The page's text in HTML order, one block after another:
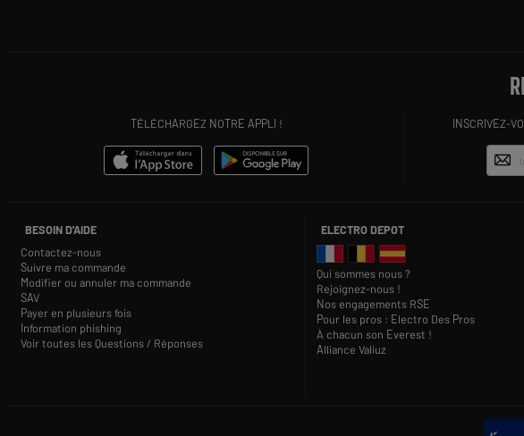
TÉLÉCHARGEZ NOTRE APPLI ! INSCRIVEZ-
BESOIN D'AIDE
Contactez-nous
Suivre ma commande
Modifier ou annuler ma commande
SAV
Payer en plusieurs fois
Information phishing
Voir toutes les Questions / Réponses
ELECTRO DEPOT
Qui sommes nous ?
Rejoignez-nous !
Nos engagements RSE
Pour les pros : Electro Des Pros
À chacun son Everest !
Alliance Valiuz